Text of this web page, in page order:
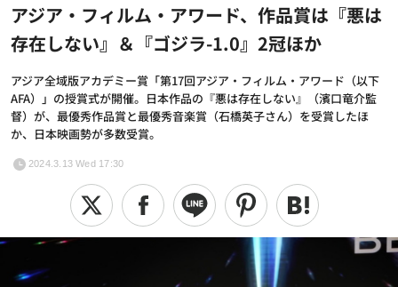
アジア・フィルム・アワード、作品賞は『悪は
存在しない』＆『ゴジラ-1.0』2冠ほか
アジア全域版アカデミー賞「第17回アジア・フィルム・アワード（以下
AFA）」の授賞式が開催。日本作品の『悪は存在しない』（濱口竜介監
督）が、最優秀作品賞と最優秀音楽賞（石橋英子さん）を受賞したほ
か、日本映画勢が多数受賞。
2024.3.13 Wed 17:30